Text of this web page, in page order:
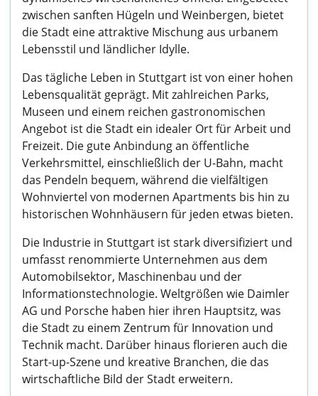
zwischen sanften Hügeln und Weinbergen, bietet
die Stadt eine attraktive Mischung aus urbanem
Lebensstil und ländlicher Idylle.
Das tägliche Leben in Stuttgart ist von einer hohen
Lebensqualität geprägt. Mit zahlreichen Parks,
Museen und einem reichen gastronomischen
Angebot ist die Stadt ein idealer Ort für Arbeit und
Freizeit. Die gute Anbindung an öffentliche
Verkehrsmittel, einschließlich der U-Bahn, macht
das Pendeln bequem, während die vielfältigen
Wohnviertel von modernen Apartments bis hin zu
historischen Wohnhäusern für jeden etwas bieten.
Die Industrie in Stuttgart ist stark diversifiziert und
umfasst renommierte Unternehmen aus dem
Automobilsektor, Maschinenbau und der
Informationstechnologie. Weltgrößen wie Daimler
AG und Porsche haben hier ihren Hauptsitz, was
die Stadt zu einem Zentrum für Innovation und
Technik macht. Darüber hinaus florieren auch die
Start-up-Szene und kreative Branchen, die das
wirtschaftliche Bild der Stadt erweitern.